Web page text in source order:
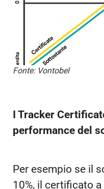
Fonte: Vontobel
I Tracker
performance del
Per esempio se il
10%, il certificato